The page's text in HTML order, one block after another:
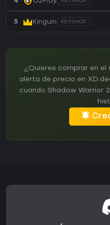
5 Kinguin KEYSHOP
¿Quieres comprar en el
alerta de precio en
cuando Shadow Warrior